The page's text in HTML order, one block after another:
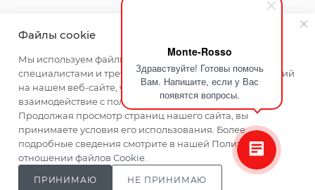
Monte-Rosso
Здравствуйте! Готовы помочь
Вам. Напишите, если у Вас
появятся вопросы.
2026 ©Monte Rosso - магазины обуви и аксессуаров для
женщин
Файлы cookie
Мы используем файлы cookie, разработанные нашими
специалистами и третьими лицами, для анализа событий
на нашем веб-сайте, что позволяет нам улучшать
взаимодействие с пользователями и обслуживание.
Продолжая просмотр страниц нашего сайта, вы
принимаете условия его использования. Более
подробные сведения смотрите в нашей Политике в
отношении файлов Cookie
ПРИНИМАЮ НЕ ПРИНИМАЮ